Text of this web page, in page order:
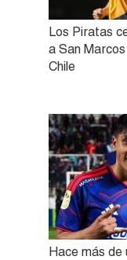
Los Piratas
a San
Chile
Hace más de